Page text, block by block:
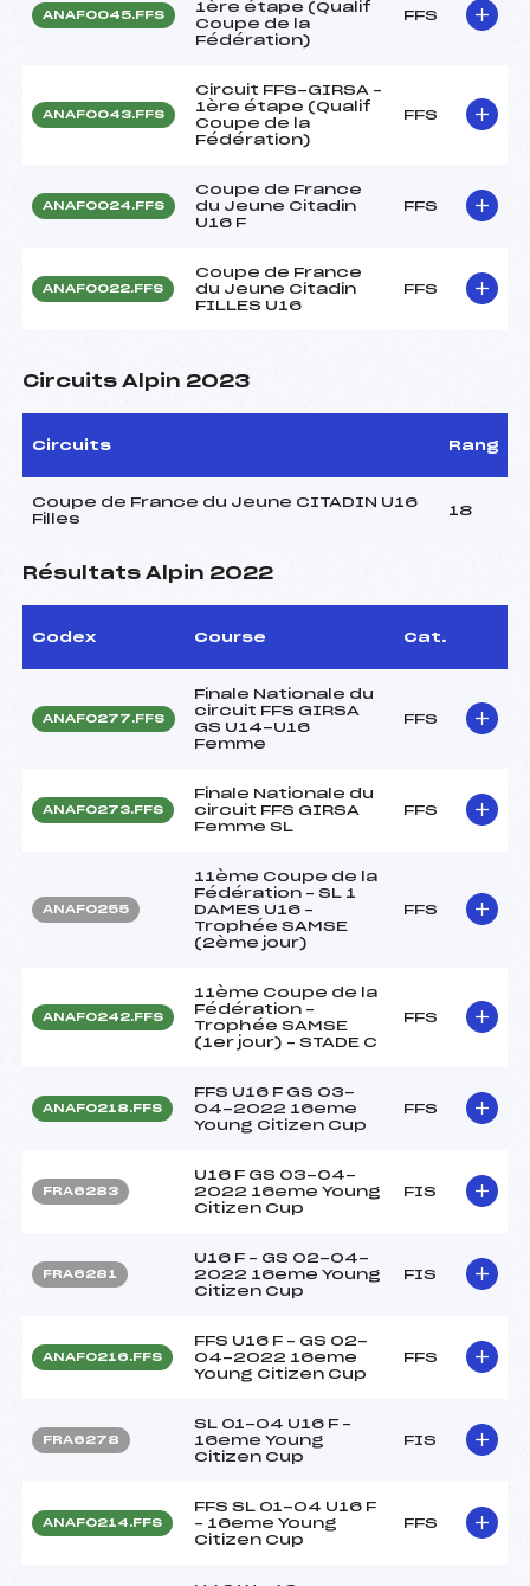
ANAF0045.FFS
1ère étape (Qualif
Coupe de la
Fédération)
FFS
ANAF0043.FFS
Circuit FFS-GIRSA –
1ère étape (Qualif
Coupe de la
Fédération)
FFS
ANAF0024.FFS
Coupe de France
du Jeune Citadin
U16 F
FFS
ANAF0022.FFS
Coupe de France
du Jeune Citadin
FILLES U16
FFS
Circuits Alpin 2023
Circuits Rang
Coupe de France du Jeune CITADIN U16
Filles
18
Résultats Alpin 2022
Codex Course Cat.
ANAF0277.FFS
Finale Nationale du
circuit FFS GIRSA
GS U14-U16
Femme
FFS
ANAF0273.FFS
Finale Nationale du
circuit FFS GIRSA
Femme SL
FFS
ANAF0255
11ème Coupe de la
Fédération – SL 1
DAMES U16 –
Trophée SAMSE
(2ème jour)
FFS
ANAF0242.FFS
11ème Coupe de la
Fédération –
Trophée SAMSE
(1er jour) – STADE C
FFS
ANAF0218.FFS
FFS U16 F GS 03-
04-2022 16eme
Young Citizen Cup
FFS
FRA6283
U16 F GS 03-04-
2022 16eme Young
Citizen Cup
FIS
FRA6281
U16 F – GS 02-04-
2022 16eme Young
Citizen Cup
FIS
ANAF0216.FFS
FFS U16 F – GS 02-
04-2022 16eme
Young Citizen Cup
FFS
FRA6278
SL 01-04 U16 F –
16eme Young
Citizen Cup
FIS
ANAF0214.FFS
FFS SL 01-04 U16 F
– 16eme Young
Citizen Cup
FFS